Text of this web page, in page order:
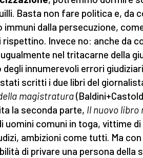
Basta non fare politica e, da
immuni dalla persecuzione,
rispettino. Invece no: anche da
nel tritacarne della
degli innumerevoli errori
scritti i due libri del
magistratura
la seconda parte, Il nuovo
uomini comuni in toga, vittime
ambizioni come tutti. Ma
di privare una persona della